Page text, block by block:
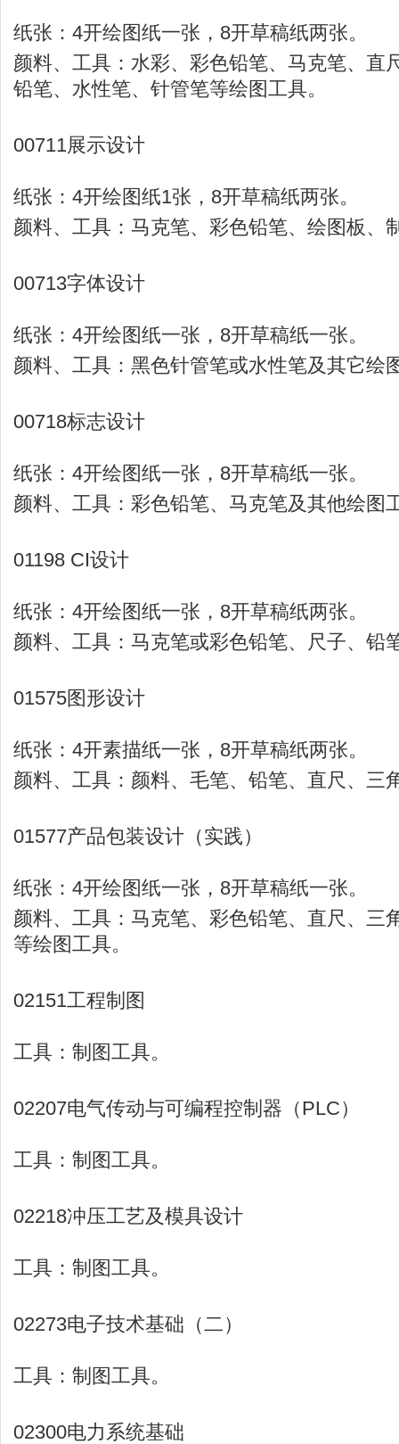
纸张：4开绘图纸一张，8开草稿纸两张。
颜料、工具：水彩、彩色铅笔、马克笔、直
铅笔、水性笔、针管笔等绘图工具。
00711展示设计
纸张：4开绘图纸1张，8开草稿纸两张。
颜料、工具：马克笔、彩色铅笔、绘图板、
00713字体设计
纸张：4开绘图纸一张，8开草稿纸一张。
颜料、工具：黑色针管笔或水性笔及其它绘
00718标志设计
纸张：4开绘图纸一张，8开草稿纸一张。
颜料、工具：彩色铅笔、马克笔及其他绘图
01198 CI设计
纸张：4开绘图纸一张，8开草稿纸两张。
颜料、工具：马克笔或彩色铅笔、尺子、铅
01575图形设计
纸张：4开素描纸一张，8开草稿纸两张。
颜料、工具：颜料、毛笔、铅笔、直尺、三
01577产品包装设计（实践）
纸张：4开绘图纸一张，8开草稿纸一张。
颜料、工具：马克笔、彩色铅笔、直尺、三
等绘图工具。
02151工程制图
工具：制图工具。
02207电气传动与可编程控制器（PLC）
工具：制图工具。
02218冲压工艺及模具设计
工具：制图工具。
02273电子技术基础（二）
工具：制图工具。
02300电力系统基础